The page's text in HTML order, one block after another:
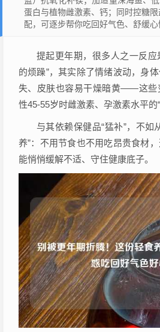
蛋白与植物雌激素、钙；同时控糖
配，可逐步帮你吃回好气色、舒缓心
提起更年期，很多人之一反应
的烦躁”，其实除了情绪波动，身
失、皮肤也容易干燥暗黄——这些
性45-55岁时雌激素、孕激素水平的
与其依赖保健品“猛补”，不如
养”：不用节食也不用吃昂贵食材
能悄悄缓解不适、守住健康底子。